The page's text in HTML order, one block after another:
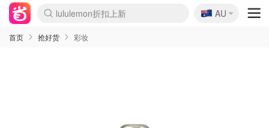
Sasa美妆护肤3.5折
SSENSE年中2.5折
FreshBeauty好价汇总
Cettire降价+叠9折
WWS Coles超市实拍
viagogo二手票捡漏
Myer超级周末
The Outnet奢牌1折起
David Jones 3折起
Flannels大牌1折
Perfumes Club护肤1折
AMIRO面罩$251
Amazon折扣汇总
eToro入金$200送$50
Amazon数码好物
ICONIC本周7.5折
ThedoubleF高奢地板价
Moose Knuckles 6折
丝芙兰5折起
EUFY摄像头$98
Selenichast首饰2折
Trip机票酒店促销
YSL送5件彩妆礼
Amazon家居好物
Amazon美妆护肤
雅漾大喷$8
过敏原检测盒$33
伊索独家赠50ml沐浴露
科颜氏高保湿面霜$29
SEALIFE海洋馆门票6折
丝塔芙大白罐$16
订阅Newsletter送香薰
Cult Beauty 6.8折
Harrods圣诞日历$525
LN-CC奢牌私促3折
d'Alba空姐喷雾$16
EVE LOM套装£56
Bernardelli独家4折
Adore Beauty 6折起
CT圣诞日历
Mytheresa奢品2.7折
Luxury Escapes 9折
Currentbody美容仪$881
MOON Garden Live
Roborock扫地机$649
Tingo Life水杯$24
Valentino官网5折
CR洗护套装$23
修丽可4件套$159
Myer彩妆2件7折
GANNI官网4.5折
Stylevana韩妆4折
Tessabit高奢8.5折
OGX洗发水$11
Amazon阿德莱德次日达
卡诗8.5折+赠礼
Philips Hue灯具8折
🇦🇺
AU
首页 抢好货 彩妆